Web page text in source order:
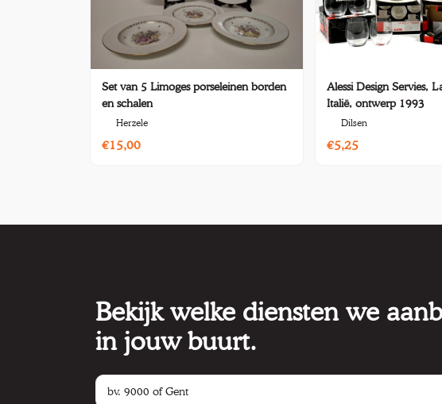
Set van 5 Limoges porseleinen borden
en schalen
Herzele
€15,00
Alessi Design Servies,
Italië, ontwerp 1993
Dilsen
€5,25
Bekijk welke diensten we
in jouw buurt.